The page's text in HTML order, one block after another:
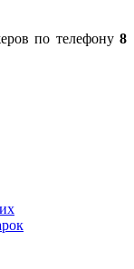
по телефону 8